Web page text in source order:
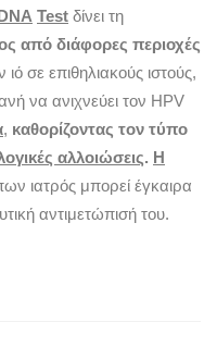
Test δίνει τη
από διάφορες περιοχές
ιό σε επιθηλιακούς ιστούς,
να ανιχνεύει τον HPV
, καθορίζοντας τον τύπο
αλλοιώσεις. Η
ιατρός μπορεί έγκαιρα
αντιμετώπισή του.